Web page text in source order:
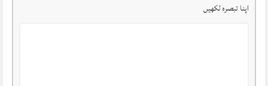
اپنا تبصرہ لکھیں